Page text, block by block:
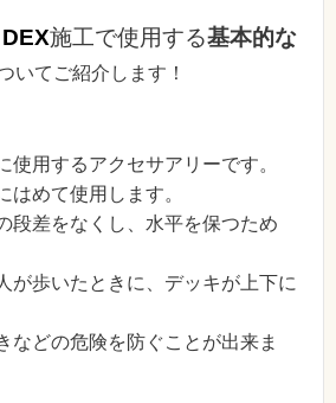
施工で使用する基本的な
いてご紹介します！
使用するアクセサアリーです。
はめて使用します。
段差をなくし、水平を保つため
が歩いたときに、デッキが上下に
などの危険を防ぐことが出来ま